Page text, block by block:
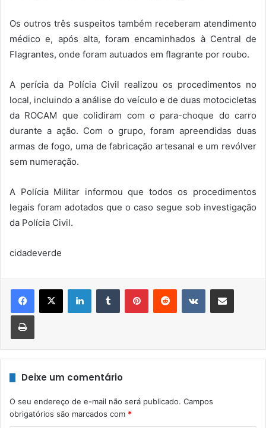
Os outros três suspeitos também receberam atendimento
médico e, após alta, foram encaminhados à Central de
Flagrantes, onde foram autuados em flagrante por roubo.
A perícia da Polícia Civil realizou os procedimentos no
local, incluindo a análise do veículo e de duas motocicletas
da ROCAM que colidiram com o para-choque do carro
durante a ação. Com o grupo, foram apreendidas duas
armas de fogo, uma de fabricação artesanal e um revólver
sem numeração.
A Polícia Militar informou que todos os procedimentos
legais foram adotados que o caso segue sob investigação
da Polícia Civil.
cidadeverde
LinkedinTumblr PinterestReddit VK Compartilhar via e-mail
Imprimir
Deixe um comentário
O seu endereço de e-mail não será publicado. Campos
obrigatórios são marcados com *